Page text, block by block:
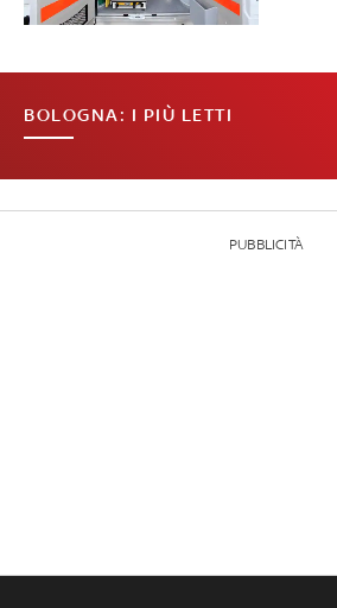
BOLOGNA: I PIÙ LETTI
PUBBLICITÀ